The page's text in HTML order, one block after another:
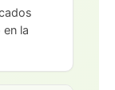
la